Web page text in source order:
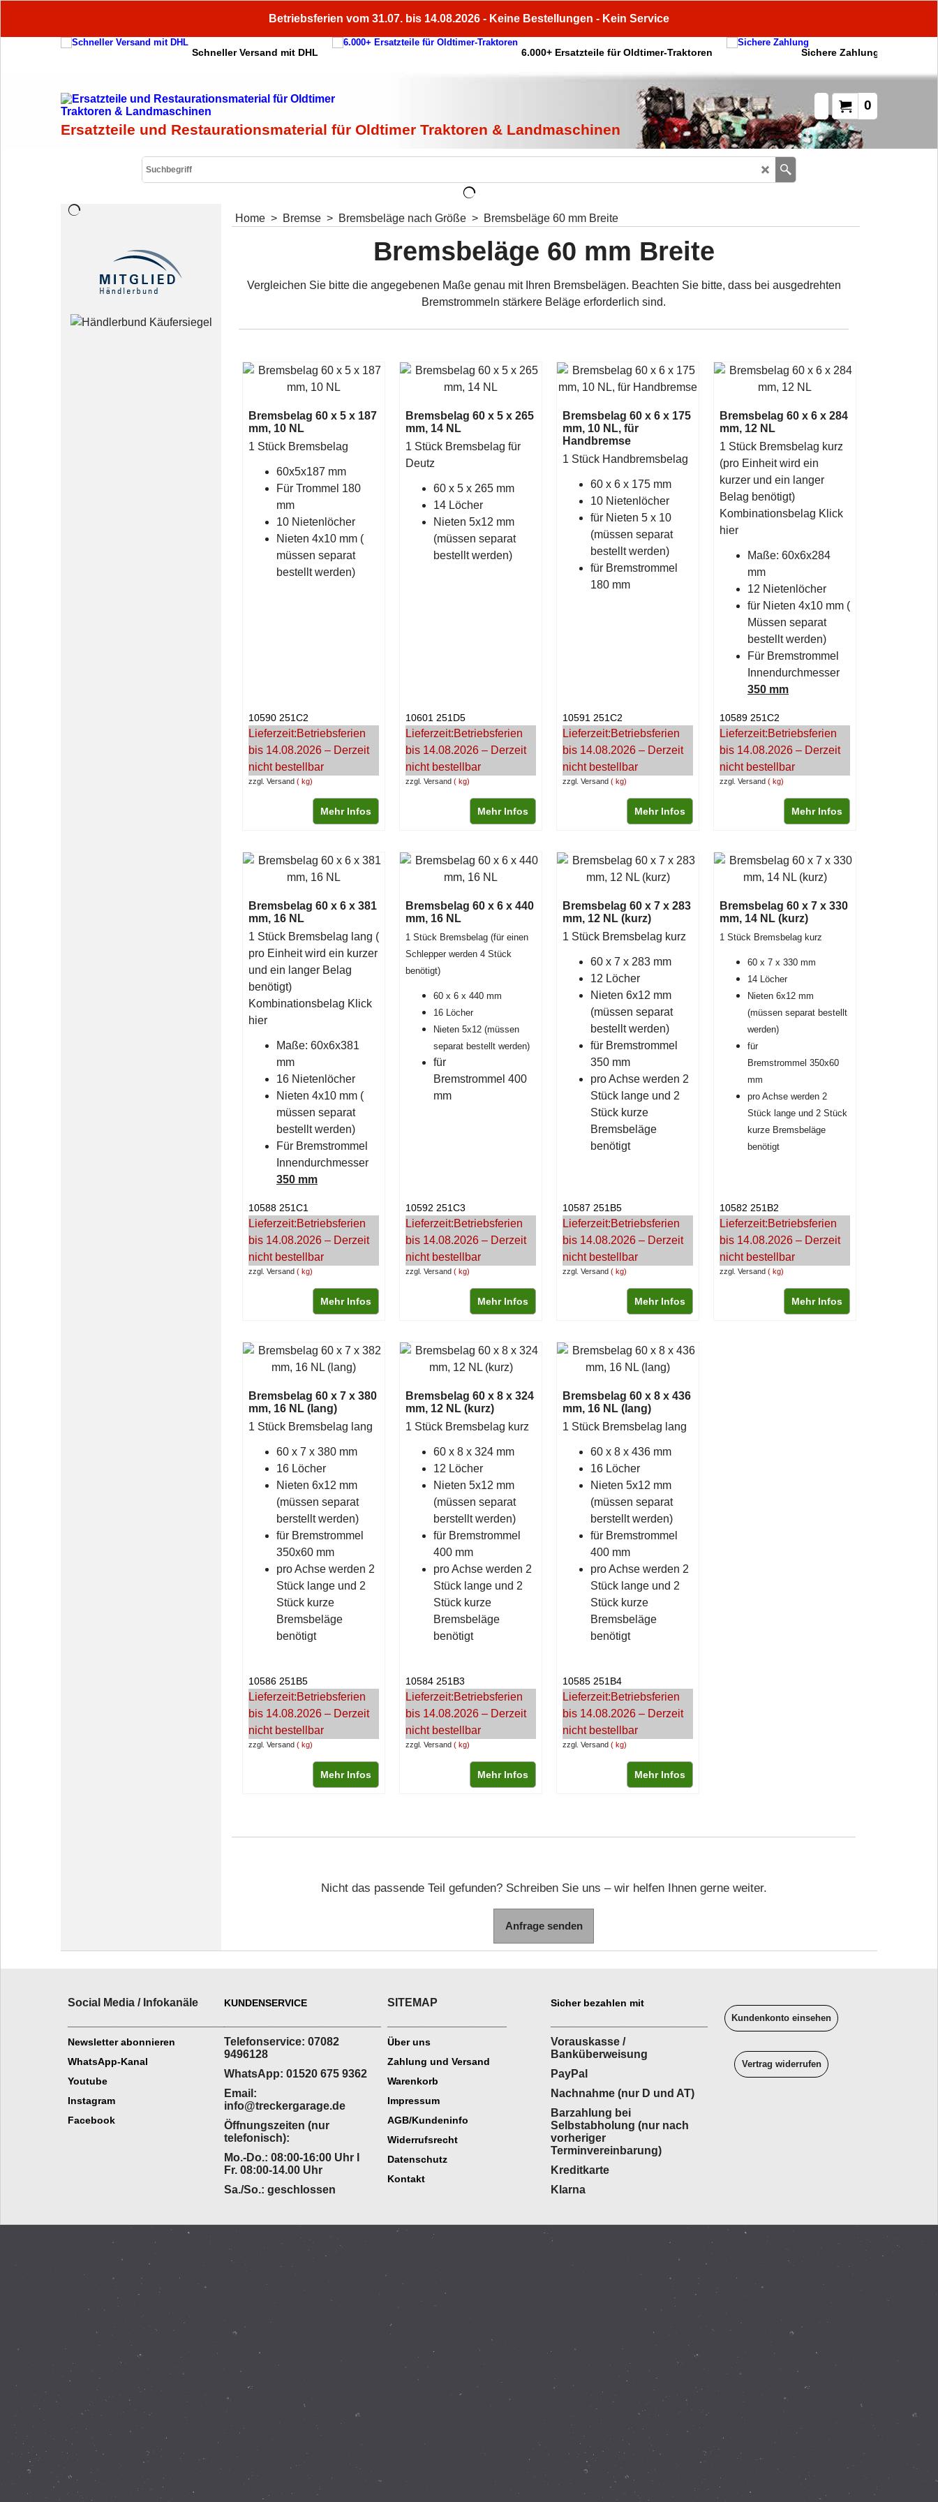
Betriebsferien vom 31.07. bis 14.08.2026 - Keine Bestellungen - Kein Service
Schneller Versand mit DHL 6.000+ Ersatzteile für Oldtimer-Traktoren Sichere Zahlung
0
Ersatzteile und Restaurationsmaterial für Oldtimer Traktoren & Landmaschinen
Home > Bremse > Bremsbeläge nach Größe > Bremsbeläge 60 mm Breite
Bremsbeläge 60 mm Breite
Vergleichen Sie bitte die angegebenen Maße genau mit Ihren Bremsbelägen. Beachten Sie bitte, dass bei ausgedrehten
Bremstrommeln stärkere Beläge erforderlich sind.
Bremsbelag 60 x 5 x 187
mm, 10 NL
1 Stück Bremsbelag
60x5x187 mm
Für Trommel 180
mm
10 Nietenlöcher
Nieten 4x10 mm (
müssen separat
bestellt werden)
zzgl. Versand kg
10590 251C2
Lieferzeit:Betriebsferien
bis 14.08.2026 – Derzeit
nicht bestellbar
Mehr Infos
Bremsbelag 60 x 5 x 265
mm, 14 NL
1 Stück Bremsbelag für
Deutz
60 x 5 x 265 mm
14 Löcher
Nieten 5x12 mm
(müssen separat
bestellt werden)
zzgl. Versand kg
10601 251D5
Lieferzeit:Betriebsferien
bis 14.08.2026 – Derzeit
nicht bestellbar
Mehr Infos
Bremsbelag 60 x 6 x 175
mm, 10 NL, für
Handbremse
1 Stück Handbremsbelag
60 x 6 x 175 mm
10 Nietenlöcher
für Nieten 5 x 10
(müssen separat
bestellt werden)
für Bremstrommel
180 mm
zzgl. Versand kg
10591 251C2
Lieferzeit:Betriebsferien
bis 14.08.2026 – Derzeit
nicht bestellbar
Mehr Infos
Bremsbelag 60 x 6 x 284
mm, 12 NL
1 Stück Bremsbelag kurz
(pro Einheit wird ein
kurzer und ein langer
Belag benötigt)
Kombinationsbelag Klick
hier
Maße: 60x6x284
mm
12 Nietenlöcher
für Nieten 4x10 mm (
Müssen separat
bestellt werden)
Für Bremstrommel
Innendurchmesser
350 mm
zzgl. Versand kg
10589 251C2
Lieferzeit:Betriebsferien
bis 14.08.2026 – Derzeit
nicht bestellbar
Mehr Infos
Bremsbelag 60 x 6 x 381
mm, 16 NL
1 Stück Bremsbelag lang (
pro Einheit wird ein kurzer
und ein langer Belag
benötigt)
Kombinationsbelag Klick
hier
Maße: 60x6x381
mm
16 Nietenlöcher
Nieten 4x10 mm (
müssen separat
bestellt werden)
Für Bremstrommel
Innendurchmesser
350 mm
zzgl. Versand kg
10588 251C1
Lieferzeit:Betriebsferien
bis 14.08.2026 – Derzeit
nicht bestellbar
Mehr Infos
Bremsbelag 60 x 6 x 440
mm, 16 NL
1 Stück Bremsbelag (für einen
Schlepper werden 4 Stück
benötigt)
60 x 6 x 440 mm
16 Löcher
Nieten 5x12 (müssen
separat bestellt werden)
für
Bremstrommel 400
mm
zzgl. Versand kg
10592 251C3
Lieferzeit:Betriebsferien
bis 14.08.2026 – Derzeit
nicht bestellbar
Mehr Infos
Bremsbelag 60 x 7 x 283
mm, 12 NL (kurz)
1 Stück Bremsbelag kurz
60 x 7 x 283 mm
12 Löcher
Nieten 6x12 mm
(müssen separat
bestellt werden)
für Bremstrommel
350 mm
pro Achse werden 2
Stück lange und 2
Stück kurze
Bremsbeläge
benötigt
zzgl. Versand kg
10587 251B5
Lieferzeit:Betriebsferien
bis 14.08.2026 – Derzeit
nicht bestellbar
Mehr Infos
Bremsbelag 60 x 7 x 330
mm, 14 NL (kurz)
1 Stück Bremsbelag kurz
60 x 7 x 330 mm
14 Löcher
Nieten 6x12 mm
(müssen separat bestellt
werden)
für
Bremstrommel 350x60
mm
pro Achse werden 2
Stück lange und 2 Stück
kurze Bremsbeläge
benötigt
zzgl. Versand kg
10582 251B2
Lieferzeit:Betriebsferien
bis 14.08.2026 – Derzeit
nicht bestellbar
Mehr Infos
Bremsbelag 60 x 7 x 380
mm, 16 NL (lang)
1 Stück Bremsbelag lang
60 x 7 x 380 mm
16 Löcher
Nieten 6x12 mm
(müssen separat
berstellt werden)
für Bremstrommel
350x60 mm
pro Achse werden 2
Stück lange und 2
Stück kurze
Bremsbeläge
benötigt
zzgl. Versand kg
10586 251B5
Lieferzeit:Betriebsferien
bis 14.08.2026 – Derzeit
nicht bestellbar
Mehr Infos
Bremsbelag 60 x 8 x 324
mm, 12 NL (kurz)
1 Stück Bremsbelag kurz
60 x 8 x 324 mm
12 Löcher
Nieten 5x12 mm
(müssen separat
berstellt werden)
für Bremstrommel
400 mm
pro Achse werden 2
Stück lange und 2
Stück kurze
Bremsbeläge
benötigt
zzgl. Versand kg
10584 251B3
Lieferzeit:Betriebsferien
bis 14.08.2026 – Derzeit
nicht bestellbar
Mehr Infos
Bremsbelag 60 x 8 x 436
mm, 16 NL (lang)
1 Stück Bremsbelag lang
60 x 8 x 436 mm
16 Löcher
Nieten 5x12 mm
(müssen separat
berstellt werden)
für Bremstrommel
400 mm
pro Achse werden 2
Stück lange und 2
Stück kurze
Bremsbeläge
benötigt
zzgl. Versand kg
10585 251B4
Lieferzeit:Betriebsferien
bis 14.08.2026 – Derzeit
nicht bestellbar
Mehr Infos
Nicht das passende Teil gefunden? Schreiben Sie uns – wir helfen Ihnen gerne weiter.
Anfrage senden
Social Media / Infokanäle
Newsletter abonnieren
WhatsApp-Kanal
Youtube
Instagram
Facebook
KUNDENSERVICE
Telefonservice: 07082
9496128
WhatsApp: 01520 675 9362
Email:
info@treckergarage.de
Öffnungszeiten (nur
telefonisch):
Mo.-Do.: 08:00-16:00 Uhr I
Fr. 08:00-14.00 Uhr
Sa./So.: geschlossen
SITEMAP
Über uns
Zahlung und Versand
Warenkorb
Impressum
AGB/Kundeninfo
Widerrufsrecht
Datenschutz
Kontakt
Sicher bezahlen mit
Vorauskasse /
Banküberweisung
PayPal
Nachnahme (nur D und AT)
Barzahlung bei
Selbstabholung (nur nach
vorheriger
Terminvereinbarung)
Kreditkarte
Klarna
Kundenkonto einsehen
Vertrag widerrufen